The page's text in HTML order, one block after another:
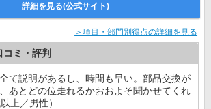
詳細を見る(公式サイト)
＞項目・部門別得点の詳細を見る
ミ・評判
て説明があるし、時間も早い。部品交換が
あとどの位走れるかおおよそ聞かせてくれ
上／男性）